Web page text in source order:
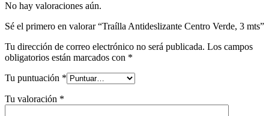
No hay valoraciones aún.
Sé el primero en valorar “Traílla Antideslizante Centro Verde, 3 mts”
Tu dirección de correo electrónico no será publicada. Los campos
obligatorios están marcados con *
Tu puntuación *
Tu valoración *